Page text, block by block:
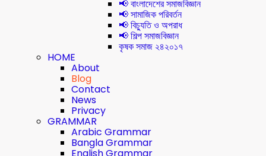
📢 বাংলাদেশের সমাজবিজ্ঞান
📢 সামাজিক পরিবর্তন
📢 বিচ্যুতি ও অপরাধ
📢 শিল্প সমাজবিজ্ঞান
কৃষক সমাজ ২৪২০১৭
HOME
About
Blog
Contact
News
Privacy
GRAMMAR
Arabic Grammar
Bangla Grammar